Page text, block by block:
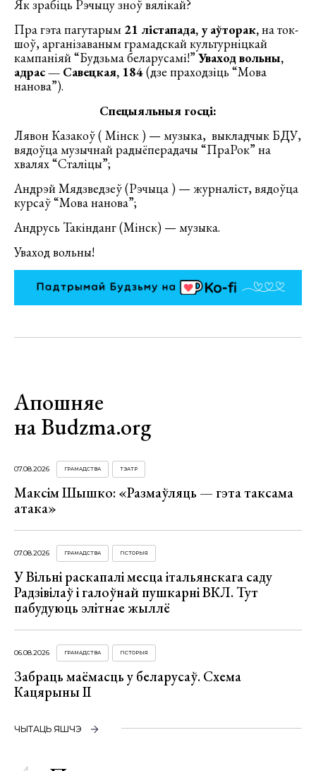
Як зрабіць Рэчыцу зноў вялікай?
Пра гэта пагутарым 21 лістапада, у аўторак,на ток-
шоў, арганізаваным грамадскай культурніцкай
кампаніяй “Будзьма беларусамі!” Уваход вольны,
адрас — Савецкая, 184(дзе праходзіць “Мова
нанова”).
Спецыяльныя госці:
Лявон Казакоў ( Мінск ) — музыка, выкладчык БДУ,
вядоўца музычнай радыёперадачы “ПраРок” на
хвалях “Сталіцы”;
Андрэй Мядзведзеў (Рэчыца ) — журналіст, вядоўца
курсаў “Мова нанова”;
Андрусь Такінданг (Мінск) — музыка.
Уваход вольны!
Апошняе
на Budzma.org
07.08.2026 ГРАМАДСТВА ТЭАТР
Максім Шышко: «Размаўляць — гэта таксама
атака»
07.08.2026 ГРАМАДСТВА ГІСТОРЫЯ
У Вільні раскапалі месца італьянскага саду
Радзівілаў і галоўнай пушкарні ВКЛ. Тут
пабудуюць элітнае жыллё
06.08.2026 ГРАМАДСТВА ГІСТОРЫЯ
Забраць маёмасць у беларусаў. Схема
Кацярыны ІІ
ЧЫТАЦЬ ЯШЧЭ